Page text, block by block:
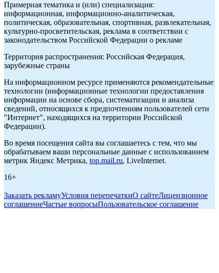
Примерная тематика и (или) специализация:
информационная, информационно-аналитическая,
политическая, образовательная, спортивная, развлекательная,
культурно-просветительская, реклама в соответствии с
законодательством Российской Федерации о рекламе
Территория распространения: Российская Федерация,
зарубежные страны
На информационном ресурсе применяются рекомендательные
технологии (информационные технологии предоставления
информации на основе сбора, систематизации и анализа
сведений, относящихся к предпочтениям пользователей сети
"Интернет", находящихся на территории Российской
Федерации).
Во время посещения сайта вы соглашаетесь с тем, что мы
обрабатываем ваши персональные данные с использованием
метрик Яндекс Метрика, top.mail.ru, LiveInternet.
16+
Заказать рекламуУсловия перепечаткиО сайтеЛицензионное
соглашениеЧастые вопросыПользовательское соглашение